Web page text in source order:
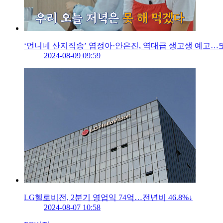
‘언니네 산지직송’ 염정아·안은진, 역대급 생고생 예고…
2024-08-09 09:59
LG헬로비전, 2분기 영업익 74억…전년비 46.8%↓
2024-08-07 10:58